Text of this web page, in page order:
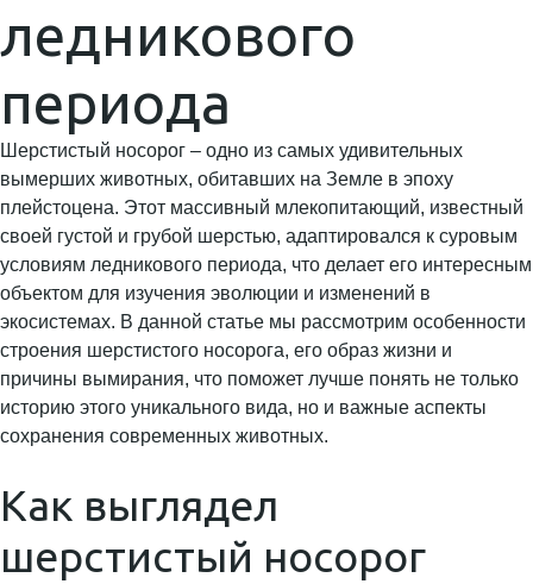
ледникового
периода
Шерстистый носорог – одно из самых удивительных
вымерших животных, обитавших на Земле в эпоху
плейстоцена. Этот массивный млекопитающий, известный
своей густой и грубой шерстью, адаптировался к суровым
условиям ледникового периода, что делает его интересным
объектом для изучения эволюции и изменений в
экосистемах. В данной статье мы рассмотрим особенности
строения шерстистого носорога, его образ жизни и
причины вымирания, что поможет лучше понять не только
историю этого уникального вида, но и важные аспекты
сохранения современных животных.
Как выглядел
шерстистый носорог